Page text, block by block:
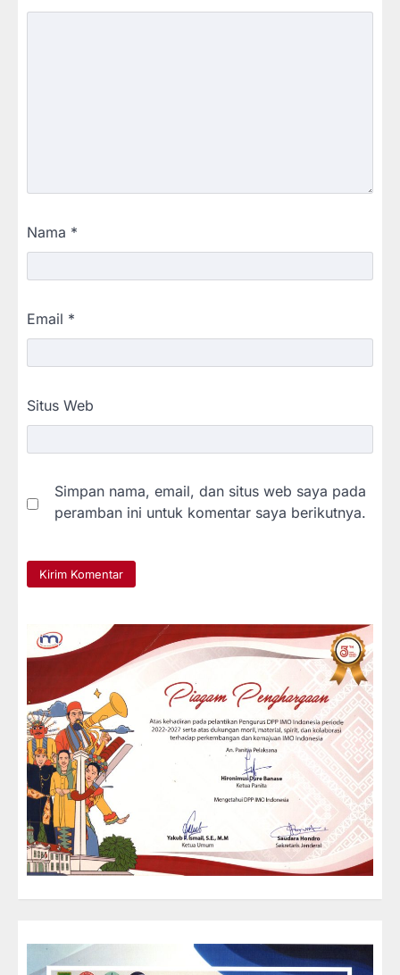
Nama *
Email *
Situs Web
Simpan nama, email, dan situs web saya pada
peramban ini untuk komentar saya berikutnya.